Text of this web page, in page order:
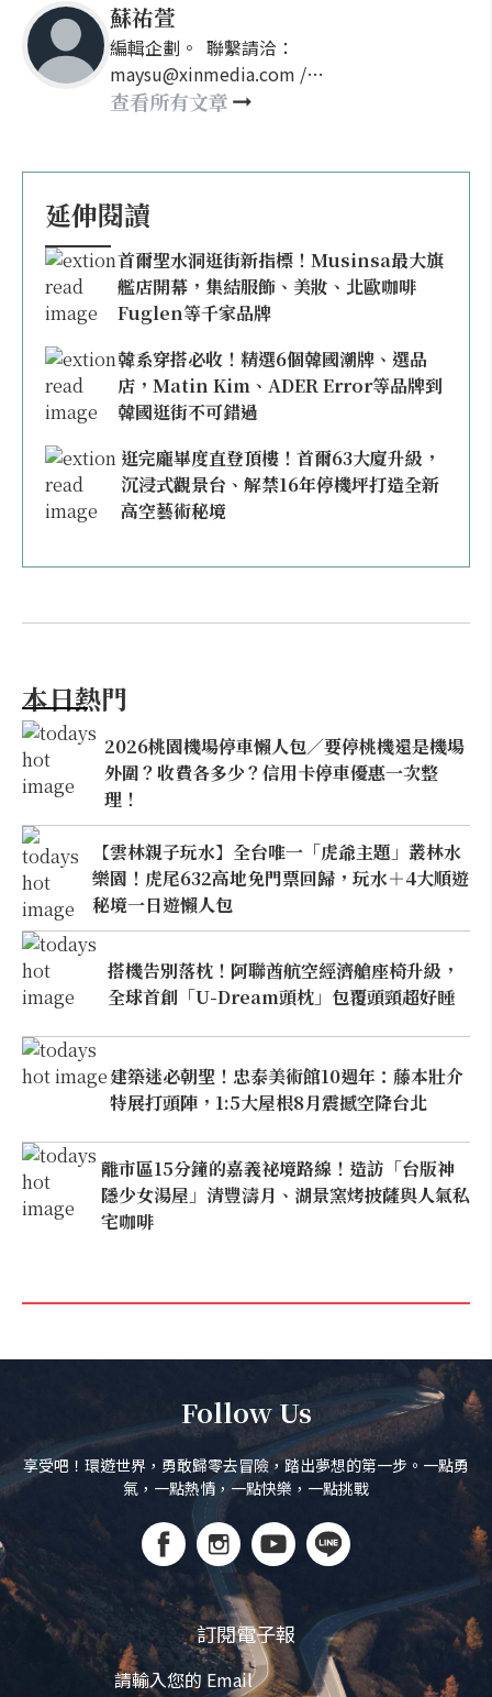
蘇祐萱
編輯企劃。 聯繫請洽：
maysu@xinmedia.com /
may860527@gmail.com
查看所有文章
延伸閱讀
首爾聖水洞逛街新指標！Musinsa最大旗
艦店開幕，集結服飾、美妝、北歐咖啡
Fuglen等千家品牌
韓系穿搭必收！精選6個韓國潮牌、選品
店，Matin Kim、ADER Error等品牌到
韓國逛街不可錯過
逛完龐畢度直登頂樓！首爾63大廈升級，
沉浸式觀景台、解禁16年停機坪打造全新
高空藝術秘境
本日熱門
2026桃園機場停車懶人包／要停桃機還是機場
外圍？收費各多少？信用卡停車優惠一次整
理！
【雲林親子玩水】全台唯一「虎爺主題」叢林水
樂園！虎尾632高地免門票回歸，玩水＋4大順遊
秘境一日遊懶人包
搭機告別落枕！阿聯酋航空經濟艙座椅升級，
全球首創「U-Dream頭枕」包覆頭頸超好睡
建築迷必朝聖！忠泰美術館10週年：藤本壯介
特展打頭陣，1:5大屋根8月震撼空降台北
離市區15分鐘的嘉義祕境路線！造訪「台版神
隱少女湯屋」清豐濤月、湖景窯烤披薩與人氣私
宅咖啡
Follow Us
享受吧！環遊世界，勇敢歸零去冒險，踏出夢想的第一步。一點勇
氣，一點熱情，一點快樂，一點挑戰
訂閱電子報